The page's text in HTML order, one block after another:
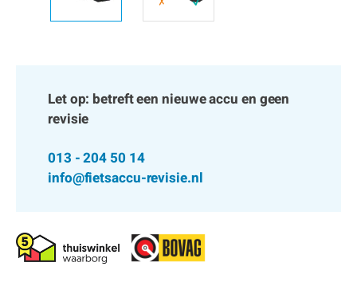
Let op: betreft een nieuwe accu en geen
revisie
013 - 204 50 14
info@fietsaccu-revisie.nl